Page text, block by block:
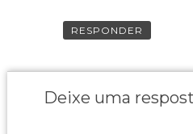
RESPONDER
Deixe uma